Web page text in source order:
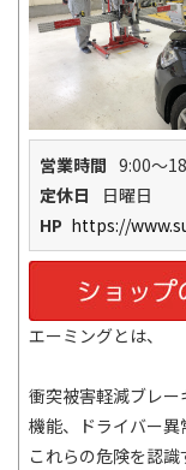
エーミングとは、
衝突被害軽減ブレ
機能、ドライバー異
これらの危険を認
営業時間 9:00～
定休日
日曜日
HP https://